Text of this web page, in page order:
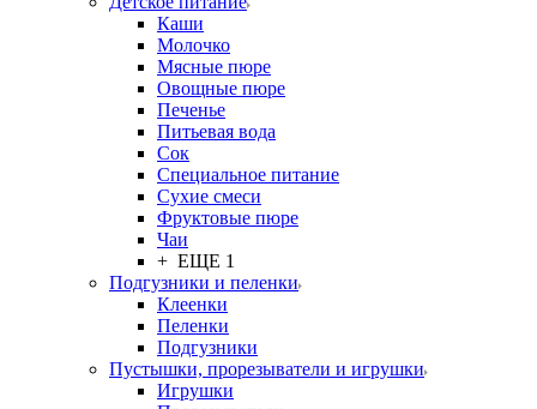
Каши
Молочко
Мясные пюре
Овощные пюре
Печенье
Питьевая вода
Сок
Специальное питание
Сухие смеси
Фруктовые пюре
Чаи
+ ЕЩЕ 1
Подгузники и пеленки
Клеенки
Пеленки
Подгузники
Пустышки, прорезыватели и игрушки
Игрушки